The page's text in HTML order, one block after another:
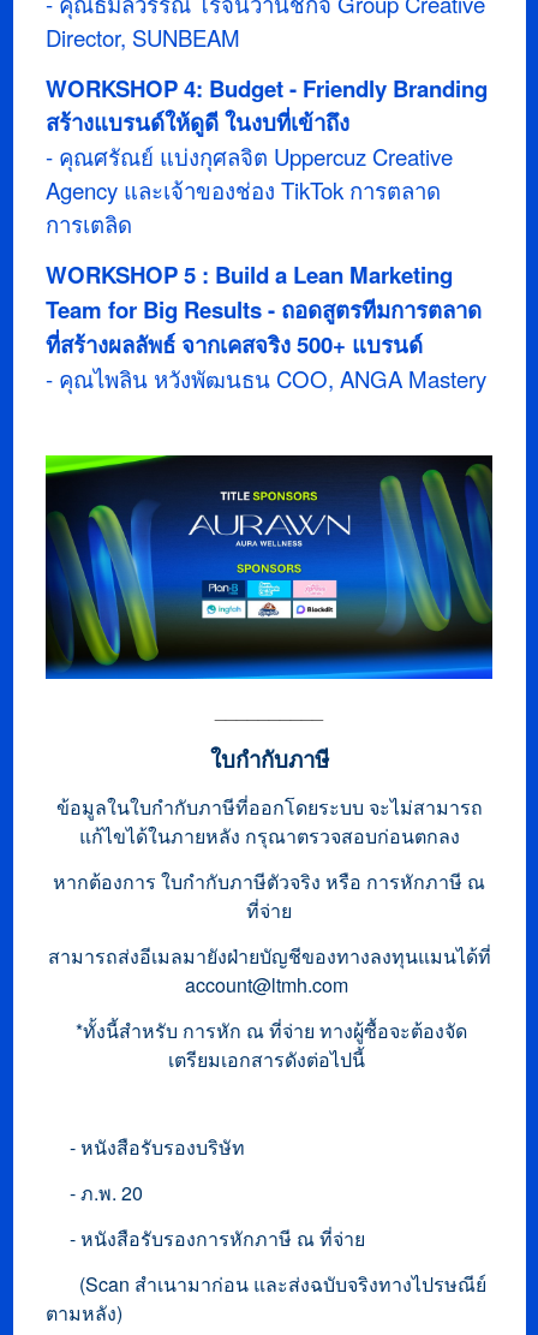
Director, SUNBEAM
WORKSHOP 4: Budget - Friendly Branding
สร้างแบรนด์ให้ดูดี ในงบที่เข้าถึง
- คุณศรัณย์ แบ่งกุศลจิต Uppercuz Creative
Agency และเจ้าของช่อง TikTok การตลาด
การเตลิด
WORKSHOP 5 : Build a Lean Marketing
Team for Big Results - ถอดสูตรทีมการตลาด
ที่สร้างผลลัพธ์ จากเคสจริง 500+ แบรนด์
- คุณไพลิน หวังพัฒนธน COO, ANGA Mastery
ใบกำกับภาษี
ข้อมูลในใบกำกับภาษีที่ออกโดยระบบ จะไม่สามารถ
แก้ไขได้ในภายหลัง กรุณาตรวจสอบก่อนตกลง
หากต้องการ ใบกำกับภาษีตัวจริง หรือ การหักภาษี ณ
ที่จ่าย
สามารถส่งอีเมลมายังฝ่ายบัญชีของทางลงทุนแมนได้ที่
account@ltmh.com
*ทั้งนี้สำหรับ การหัก ณ ที่จ่าย ทางผู้ซื้อจะต้องจัด
เตรียมเอกสารดังต่อไปนี้
- หนังสือรับรองบริษัท
- ภ.พ. 20
- หนังสือรับรองการหักภาษี ณ ที่จ่าย
(Scan สำเนามาก่อน และส่งฉบับจริงทางไปรษณีย์
ตามหลัง)